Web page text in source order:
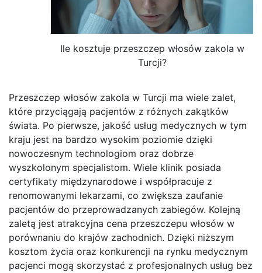
Ile kosztuje przeszczep włosów zakola w
Turcji?
Przeszczep włosów zakola w Turcji ma wiele zalet,
które przyciągają pacjentów z różnych zakątków
świata. Po pierwsze, jakość usług medycznych w tym
kraju jest na bardzo wysokim poziomie dzięki
nowoczesnym technologiom oraz dobrze
wyszkolonym specjalistom. Wiele klinik posiada
certyfikaty międzynarodowe i współpracuje z
renomowanymi lekarzami, co zwiększa zaufanie
pacjentów do przeprowadzanych zabiegów. Kolejną
zaletą jest atrakcyjna cena przeszczepu włosów w
porównaniu do krajów zachodnich. Dzięki niższym
kosztom życia oraz konkurencji na rynku medycznym
pacjenci mogą skorzystać z profesjonalnych usług bez